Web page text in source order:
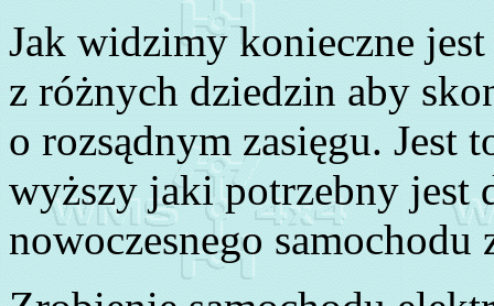
Jak widzimy konieczne
z różnych dziedzin aby
o rozsądnym zasięgu. Jest
wyższy jaki potrzebny jest
nowoczesnego